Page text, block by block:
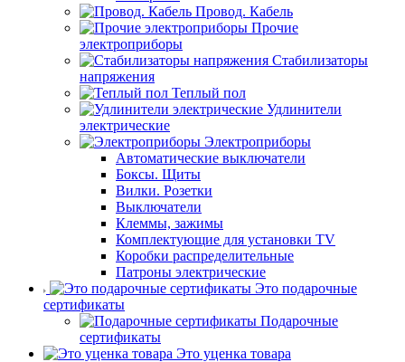
Провод. Кабель
Прочие
электроприборы
Стабилизаторы
напряжения
Теплый пол
Удлинители
электрические
Электроприборы
Автоматические выключатели
Боксы. Щиты
Вилки. Розетки
Выключатели
Клеммы, зажимы
Комплектующие для установки TV
Коробки распределительные
Патроны электрические
Это подарочные
сертификаты
Подарочные
сертификаты
Это уценка товара